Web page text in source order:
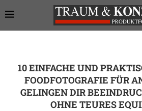
10 EINFACHE UND
FOODFOTOGRAFIE FÜR
GELINGEN DIR
OHNE TEURES